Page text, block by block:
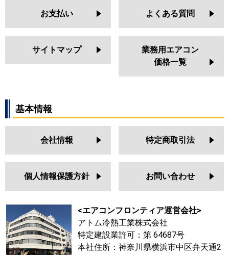
お支払い よくある質問
サイトマップ
業務用エアコン
価格一覧
基本情報
会社情報 特定商取引法
個人情報保護方針 お問い合わせ
<エアコンフロンティア運営会社>
アトム冷熱工業株式会社
特定建設業許可：第 64687号
本社住所：神奈川県横浜市中区弁天通2